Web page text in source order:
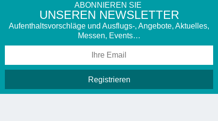
ABONNIEREN SIE
UNSEREN NEWSLETTER
Aufenthaltsvorschläge und Ausflugs-, Angebote, Aktuelles,
Messen, Events…